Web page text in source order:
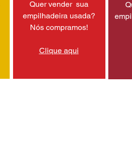
Quer vender sua
empilhadeira usada?
Nós compramos!
Clique aqui